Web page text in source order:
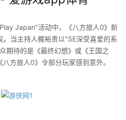
Japan"活动中，《八方旅人0》新
当主持人梶裕贵以"SE深受喜爱的系
期待的是《最终幻想》或《王国之
方旅人0》令部分玩家感到意外。